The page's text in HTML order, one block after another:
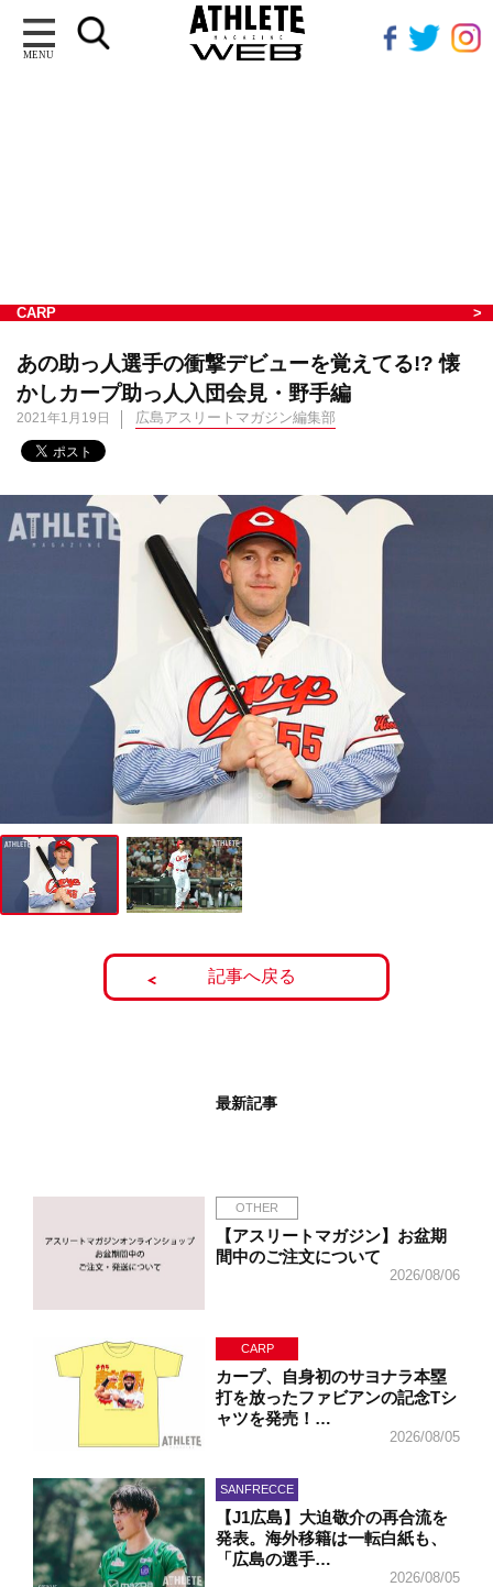
MENU
CARP
あの助っ人選手の衝撃デビューを覚えてる!? 懐
かしカープ助っ人入団会見・野手編
2021年1月19日 広島アスリートマガジン編集部
記事へ戻る
最新記事
OTHER
【アスリートマガジン】お盆期
間中のご注文について
2026/08/06
CARP
カープ、自身初のサヨナラ本塁
打を放ったファビアンの記念Tシ
ャツを発売！…
2026/08/05
SANFRECCE
【J1広島】大迫敬介の再合流を
発表。海外移籍は一転白紙も、
「広島の選手…
2026/08/05